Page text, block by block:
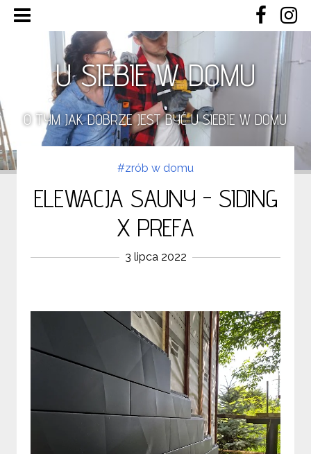
U SIEBIE W DOMU
O TYM JAK DOBRZE JEST BYĆ U SIEBIE W DOMU
#zrób w domu
ELEWACJA SAUNY - SIDING
X PREFA
3 lipca 2022